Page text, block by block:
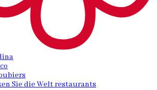
Sie die Welt restaurants